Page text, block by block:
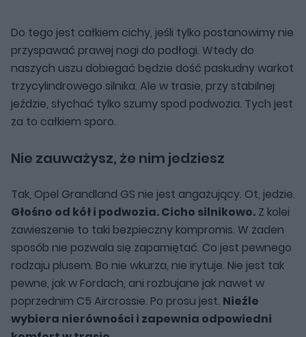
Do tego jest całkiem cichy, jeśli tylko postanowimy nie
przyspawać prawej nogi do podłogi. Wtedy do
naszych uszu dobiegać będzie dość paskudny warkot
trzycylindrowego silnika. Ale w trasie, przy stabilnej
jeździe, słychać tylko szumy spod podwozia. Tych jest
za to całkiem sporo.
Nie zauważysz, że nim jedziesz
Tak, Opel Grandland GS nie jest angażujący. Ot, jedzie.
Głośno od kół i podwozia. Cicho silnikowo. Z kolei
zawieszenie to taki bezpieczny kompromis. W żaden
sposób nie pozwala się zapamiętać. Co jest pewnego
rodzaju plusem. Bo nie wkurza, nie irytuje. Nie jest tak
pewne, jak w Fordach, ani rozbujane jak nawet w
poprzednim C5 Aircrossie. Po prosu jest. Nieźle
wybiera nierówności i zapewnia odpowiedni